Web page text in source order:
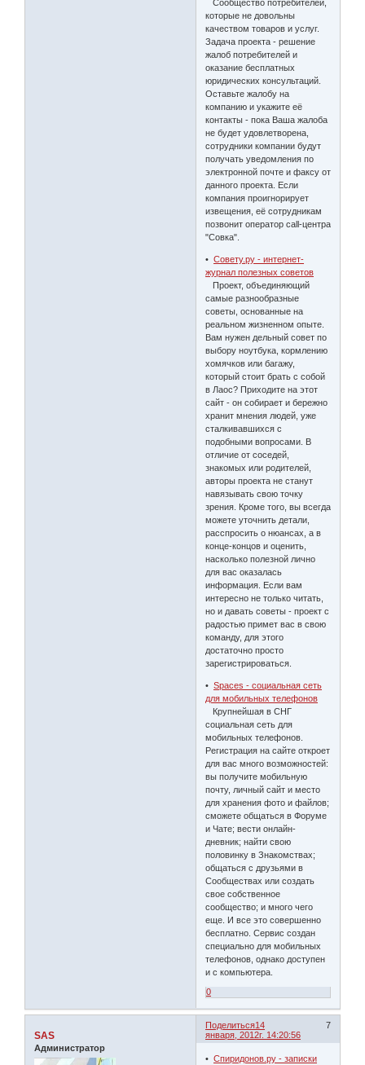
Сообщество потребителей,
которые не довольны
качеством товаров и услуг.
Задача проекта - решение
жалоб потребителей и
оказание бесплатных
юридических консультаций.
Оставьте жалобу на
компанию и укажите её
контакты - пока Ваша жалоба
не будет удовлетворена,
сотрудники компании будут
получать уведомления по
электронной почте и факсу от
данного проекта. Если
компания проигнорирует
извещения, её сотрудникам
позвонит оператор call-центра
"Совка".
•Совету.ру - интернет-
журнал полезных советов
Проект, объединяющий
самые разнообразные
советы, основанные на
реальном жизненном опыте.
Вам нужен дельный совет по
выбору ноутбука, кормлению
хомячков или багажу,
который стоит брать с собой
в Лаос? Приходите на этот
сайт - он собирает и бережно
хранит мнения людей, уже
сталкивавшихся с
подобными вопросами. В
отличие от соседей,
знакомых или родителей,
авторы проекта не станут
навязывать свою точку
зрения. Кроме того, вы всегда
можете уточнить детали,
расспросить о нюансах, а в
конце-концов и оценить,
насколько полезной лично
для вас оказалась
информация. Если вам
интересно не только читать,
но и давать советы - проект с
радостью примет вас в свою
команду, для этого
достаточно просто
зарегистрироваться.
•Spaces - социальная сеть
для мобильных телефонов
Крупнейшая в СНГ
социальная сеть для
мобильных телефонов.
Регистрация на сайте откроет
для вас много возможностей:
вы получите мобильную
почту, личный сайт и место
для хранения фото и файлов;
сможете общаться в Форуме
и Чате; вести онлайн-
дневник; найти свою
половинку в Знакомствах;
общаться с друзьями в
Сообществах или создать
свое собственное
сообщество; и много чего
еще. И все это совершенно
бесплатно. Сервис создан
специально для мобильных
телефонов, однако доступен
и с компьютера.
0
Поделиться 7
14
января, 2012г. 14:20:56
SAS
Администратор
•Спиридонов.ру - записки